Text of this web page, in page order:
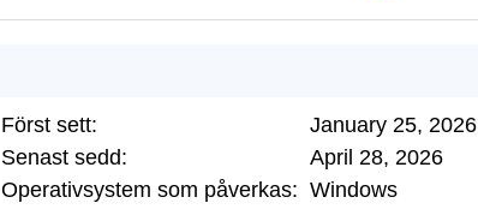
Först sett:
January 25, 2026
Senast sedd:
April 28, 2026
Operativsystem som påverkas: Windows